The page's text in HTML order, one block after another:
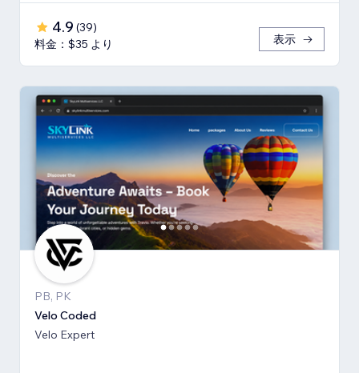
4.9 (39)
料金：$35 より
表示
PB, PK
Velo Coded
Velo Expert